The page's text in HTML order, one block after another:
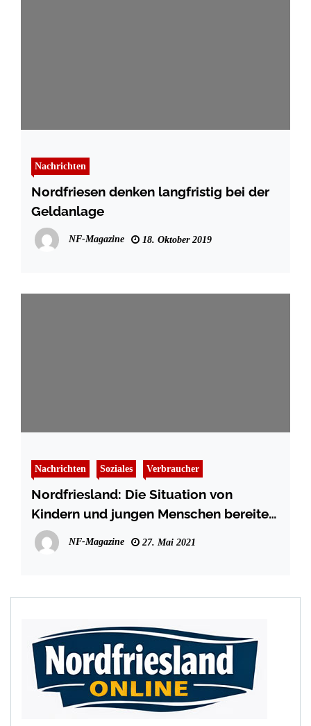
Nachrichten
Nordfriesen denken langfristig bei der
Geldanlage
NF-Magazine 18. Oktober 2019
Nachrichten Soziales Verbraucher
Nordfriesland: Die Situation von
Kindern und jungen Menschen bereitet
große Sorgen
NF-Magazine 27. Mai 2021